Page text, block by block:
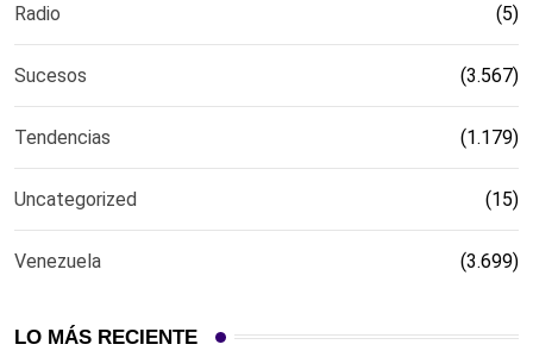
Radio (5)
Sucesos (3.567)
Tendencias (1.179)
Uncategorized (15)
Venezuela (3.699)
LO MÁS RECIENTE